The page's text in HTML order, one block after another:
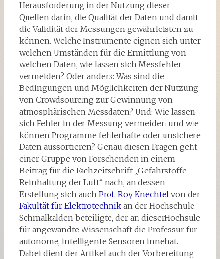
Herausforderung in der Nutzung dieser
Quellen darin, die Qualität der Daten und damit
die Validität der Messungen gewährleisten zu
können. Welche Instrumente eignen sich unter
welchen Umständen für die Ermittlung von
welchen Daten, wie lassen sich Messfehler
vermeiden? Oder anders: Was sind die
Bedingungen und Möglichkeiten der Nutzung
von Crowdsourcing zur Gewinnung von
atmosphärischen Messdaten? Und: Wie lassen
sich Fehler in der Messung vermeiden und wie
können Programme fehlerhafte oder unsichere
Daten aussortieren? Genau diesen Fragen geht
einer Gruppe von Forschenden in einem
Beitrag für die Fachzeitschrift „Gefahrstoffe.
Reinhaltung der Luft“ nach, an dessen
Erstellung sich auch Prof. Roy Knechtelvon der
Fakultät für Elektrotechnikan der Hochschule
Schmalkalden beteiligte, der an dieserHochsule
für angewandte Wissenschaft die Professur fur
autonome, intelligente Sensoren innehat.
Dabei dient der Artikel auch der Vorbereitung